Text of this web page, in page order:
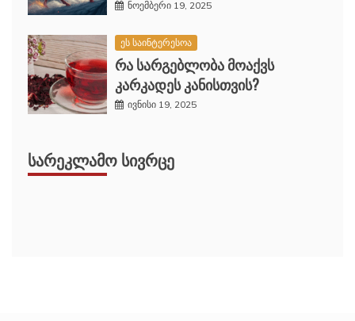
ნოემბერი 19, 2025
ეს საინტერესოა
რა სარგებლობა მოაქვს
კარკადეს კანისთვის?
ივნისი 19, 2025
ᲡᲐᲠᲔᲙᲚᲐᲛᲝ ᲡᲘᲕᲠᲪᲔ